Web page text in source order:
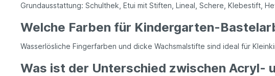
Grundausstattung: Schulthek, Etui mit Stiften, Lineal, Schere, Klebestift,
Welche Farben für Kindergarten-
Wasserlösliche Fingerfarben und dicke Wachsmalstifte sind ideal für
Was ist der Unterschied zwischen Acryl-